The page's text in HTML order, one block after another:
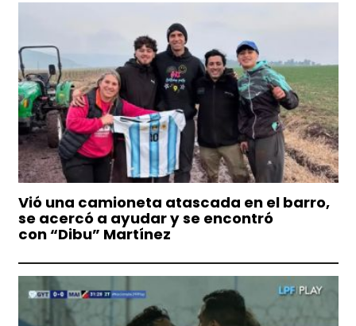
Vió una camioneta atascada en el barro,
se acercó a ayudar y se encontró
con “Dibu” Martínez